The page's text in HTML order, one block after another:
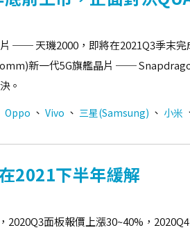
── 天璣2000，即將在2021Q3季末
新一代5G旗艦晶片 ──
。
Oppo 、 Vivo 、 三星(Samsung) 、 小米
2021下半年緩解
2020Q3面板報價上漲30~40%，